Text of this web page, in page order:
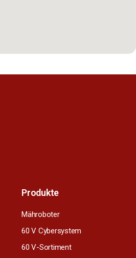
Produkte
Mähroboter
60 V Cybersystem
60 V-Sortiment